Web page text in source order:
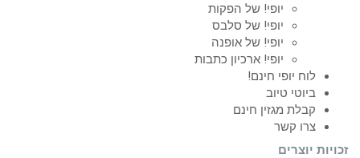
יופי! של הפקות
יופי! של סלבס
יופי! של אופנה
יופי! ארכיון כתבות
לוח יופי חינם!
ביוטי טיוב
קבלת מגזין חינם
צרו קשר
זכויות יוצרים